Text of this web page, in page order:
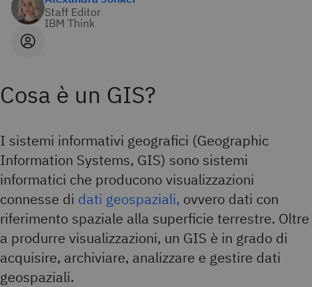
Staff Editor
IBM Think
Cosa è un GIS?
I sistemi informativi geografici (Geographic
Information Systems, GIS) sono sistemi
informatici che producono visualizzazioni
connesse di dati geospaziali, ovvero dati con
riferimento spaziale alla superficie terrestre. Oltre
a produrre visualizzazioni, un GIS è in grado di
acquisire, archiviare, analizzare e gestire dati
geospaziali.